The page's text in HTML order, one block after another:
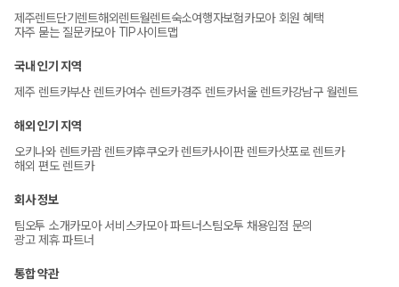
제주렌트단기렌트해외렌트월렌트숙소여행자보험카모아 회원 혜택
자주 묻는 질문카모아 TIP사이트맵
국내 인기 지역
제주 렌트카부산 렌트카여수 렌트카경주 렌트카서울 렌트카강남구 월렌트
해외 인기 지역
오키나와 렌트카괌 렌트카후쿠오카 렌트카사이판 렌트카삿포로 렌트카
해외 편도 렌트카
회사 정보
팀오투 소개카모아 서비스카모아 파트너스팀오투 채용입점 문의
광고 제휴 파트너
통합 약관